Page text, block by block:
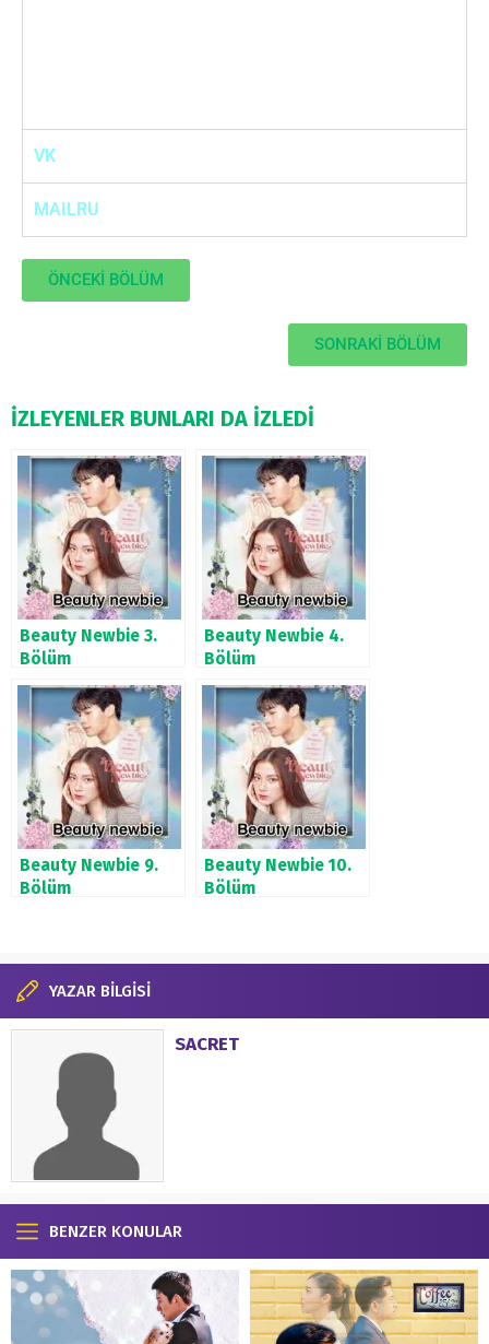
VK
MAILRU
ÖNCEKİ BÖLÜM
SONRAKİ BÖLÜM
İZLEYENLER BUNLARI DA İZLEDİ
Beauty Newbie 3.
Bölüm
Beauty Newbie 4.
Bölüm
Beauty Newbie 9.
Bölüm
Beauty Newbie 10.
Bölüm
YAZAR BİLGİSİ
SACRET
BENZER KONULAR